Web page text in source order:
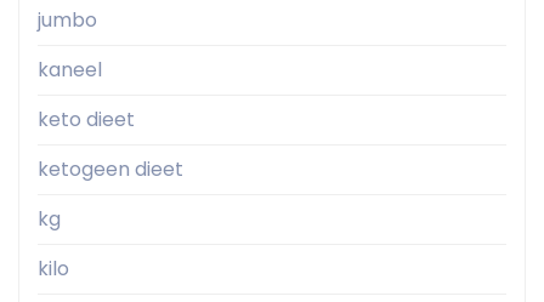
jumbo
kaneel
keto dieet
ketogeen dieet
kg
kilo